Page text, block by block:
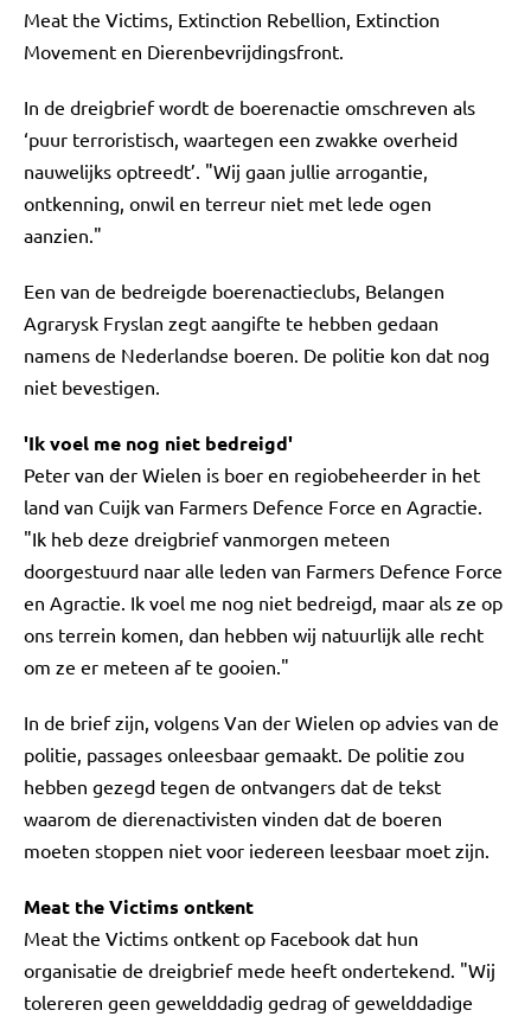
Meat the Victims, Extinction Rebellion, Extinction
Movement en Dierenbevrijdingsfront.
In de dreigbrief wordt de boerenactie omschreven als
‘puur terroristisch, waartegen een zwakke overheid
nauwelijks optreedt’. "Wij gaan jullie arrogantie,
ontkenning, onwil en terreur niet met lede ogen
aanzien."
Een van de bedreigde boerenactieclubs, Belangen
Agrarysk Fryslan zegt aangifte te hebben gedaan
namens de Nederlandse boeren. De politie kon dat nog
niet bevestigen.
'Ik voel me nog niet bedreigd'
Peter van der Wielen is boer en regiobeheerder in het
land van Cuijk van Farmers Defence Force en Agractie.
"Ik heb deze dreigbrief vanmorgen meteen
doorgestuurd naar alle leden van Farmers Defence Force
en Agractie. Ik voel me nog niet bedreigd, maar als ze op
ons terrein komen, dan hebben wij natuurlijk alle recht
om ze er meteen af te gooien."
In de brief zijn, volgens Van der Wielen op advies van de
politie, passages onleesbaar gemaakt. De politie zou
hebben gezegd tegen de ontvangers dat de tekst
waarom de dierenactivisten vinden dat de boeren
moeten stoppen niet voor iedereen leesbaar moet zijn.
Meat the Victims ontkent
Meat the Victims ontkent op Facebook dat hun
organisatie de dreigbrief mede heeft ondertekend. "Wij
tolereren geen gewelddadig gedrag of gewelddadige